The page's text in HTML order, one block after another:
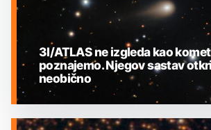
3I/ATLAS ne izgleda kao
poznajemo. Njegov sastav
neobično